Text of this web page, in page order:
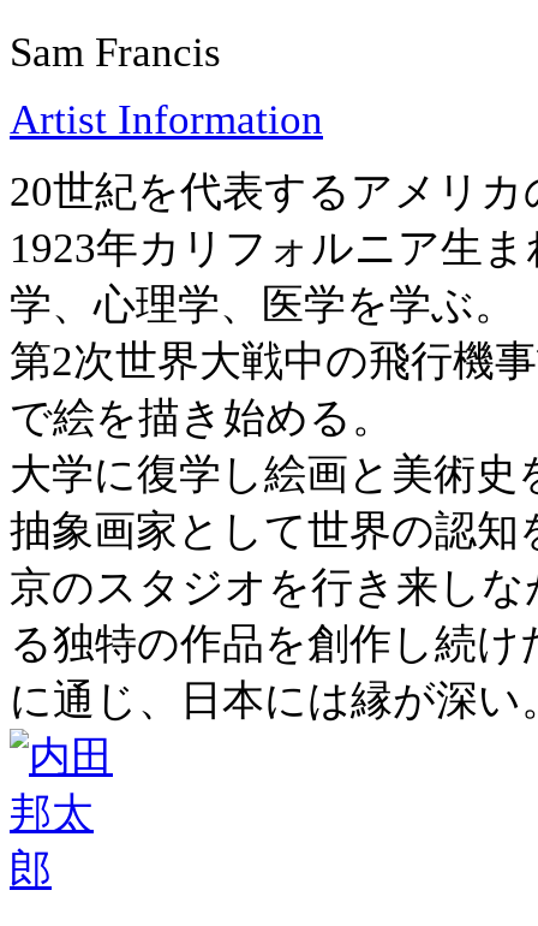
Sam Francis
Artist Information
20世紀を代表するアメリカ
1923年カリフォルニア生
学、心理学、医学を学ぶ。
第2次世界大戦中の飛行機
で絵を描き始める。
大学に復学し絵画と美術
抽象画家として世界の認
京のスタジオを行き来し
る独特の作品を創作し続
に通じ、日本には縁が深